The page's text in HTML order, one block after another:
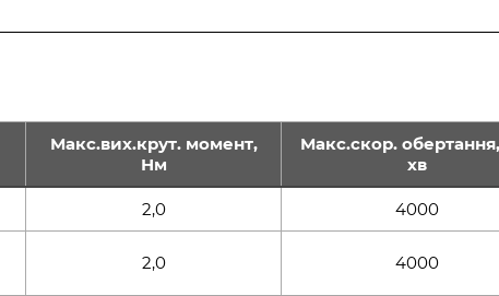
Макс.вих.крут. момент,
Нм
Макс.скор.
хв
2,0 4000
2,0 4000